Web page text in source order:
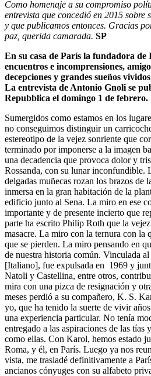
Como homenaje a su compromiso
entrevista que concedió en 2015
y que publicamos entonces. Gracias
paz, querida camarada. SP
En su casa de París la fundadora
encuentros e incomprensiones,
decepciones y grandes sueños
La entrevista de Antonio Gnoli se
Repubblica el domingo 1 de febrero.
Sumergidos como estamos en los
no conseguimos distinguir un
estereotipo de la vejez sonriente que
terminado por imponerse a la imagen
una decadencia que provoca dolor y
Rossanda, con su lunar inconfundible.
delgadas muñecas rozan los brazos de
inmersa en la gran habitación de la
edificio junto al Sena. La miro en ese
importante y de presente incierto que
parte ha escrito Philip Roth que la
masacre. La miro con la ternura con la
que se pierden. La miro pensando en
de nuestra historia común. Vinculada
[Italiano], fue expulsada en 1969 y
Natoli y Castellina, entre otros,
mira con una pizca de resignación y
meses perdió a su compañero, K. S.
yo, que ha tenido la suerte de vivir
una experiencia particular. No tenía
entregado a las aspiraciones de las tías
como ellas. Con Karol, hemos estado
Roma, y él, en París. Luego ya nos
vista, me trasladé definitivamente a
ancianos cónyuges con su alfabeto